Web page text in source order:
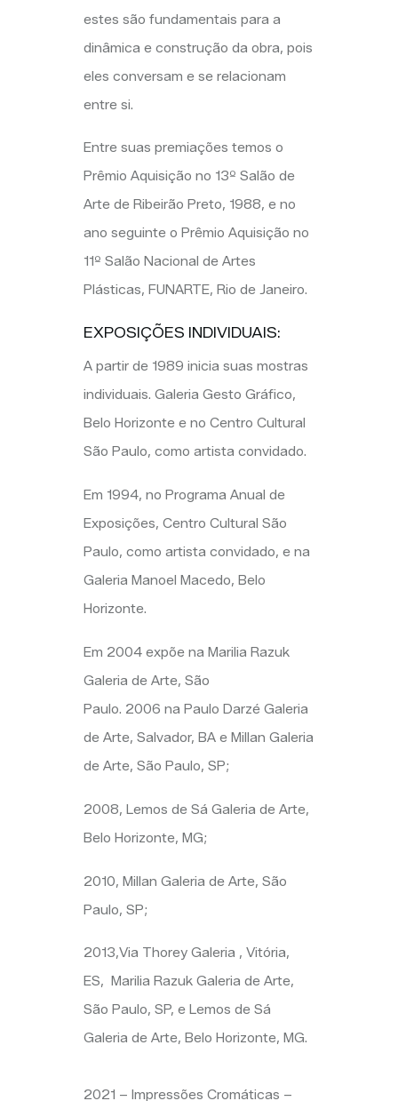
estes são fundamentais para a
dinâmica e construção da obra, pois
eles conversam e se relacionam
entre si.
Entre suas premiações temos o
Prêmio Aquisição no 13º Salão de
Arte de Ribeirão Preto, 1988, e no
ano seguinte o Prêmio Aquisição no
11º Salão Nacional de Artes
Plásticas, FUNARTE, Rio de Janeiro.
EXPOSIÇÕES INDIVIDUAIS:
A partir de 1989 inicia suas mostras
individuais. Galeria Gesto Gráfico,
Belo Horizonte e no Centro Cultural
São Paulo, como artista convidado.
Em 1994, no Programa Anual de
Exposições, Centro Cultural São
Paulo, como artista convidado, e na
Galeria Manoel Macedo, Belo
Horizonte.
Em 2004 expõe na Marilia Razuk
Galeria de Arte, São
Paulo. 2006 na Paulo Darzé Galeria
de Arte, Salvador, BA e Millan Galeria
de Arte, São Paulo, SP;
2008, Lemos de Sá Galeria de Arte,
Belo Horizonte, MG;
2010, Millan Galeria de Arte, São
Paulo, SP;
2013,Via Thorey Galeria , Vitória,
ES, Marilia Razuk Galeria de Arte,
São Paulo, SP, e Lemos de Sá
Galeria de Arte, Belo Horizonte, MG.
2021 – Impressões Cromáticas –